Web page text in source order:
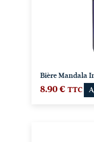
Bière Mandala
8.90 € TTC